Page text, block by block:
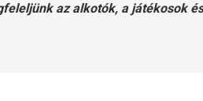
az alkotók, a játékosok